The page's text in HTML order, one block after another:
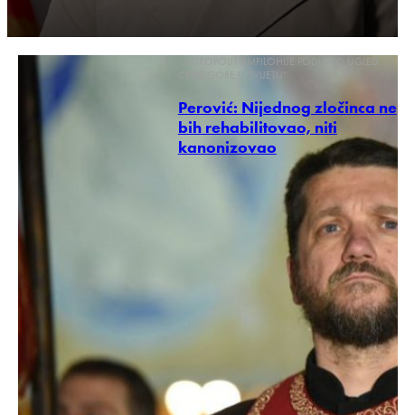
“MITROPOLIT AMFILOHIJE PODIGAO UGLED
CRNE GORE U SVIJETU”
Perović: Nijednog zločinca ne
bih rehabilitovao, niti
kanonizovao